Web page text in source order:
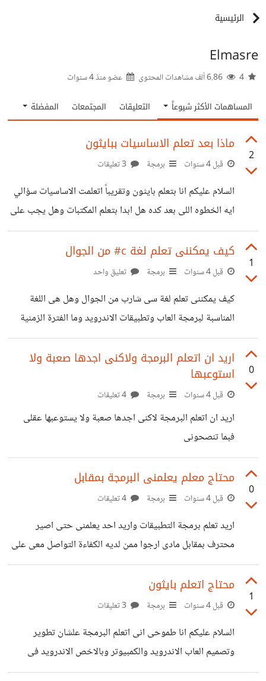
الرئيسية
Elmasre
عضو منذ4 سنوات
المساهمات الأكثر شيوعاً التعليقات المجتمعات المفضلة
2
ماذا بعد تعلم الاساسيات ببايثون
قبل 4 سنوات برمجة
السلام عليكم انا بتعلم بايثون وتقريباً اتعلمت الاساسيات سؤالي
ايه الخطوه اللى بعد كده هل ابدا بتعلم المكتبات وهل يجب على
ان اتعلم كل المكتبات ام اكتفى بمكتبة واحد وتنصحونى بايه انا
محتار مش عارف ادخل اى مجال وايه المجالات اللى ممكن
ادخلها بلغة بايثون وايهما افضل وانسب لشخص فى ظروفى
1
كيف يمكننى تعلم لغة c# من الجوال
قبل 4 سنوات برمجة تعليق واحد
كيف يمكننى تعلم لغة سى شارب من الجوال وهل هى اللغة
المناسبة لبرمجة العاب وتطبيقات الاندرويد وما الفترة الزمنية
التى تلزمنى لاتقانها وهل يجب على اتقان الرياضيات من اجل
تصميم الالعاب وهل يمكننى تعلمها من الجوال هل هناك محرر
اكواد اون لاين او اوف لاين وهل محرك يونيتى يوجد له نسخة
للجوال اتمنى ممن لديه المهارة والخبرة وخاصة بهذه اللغة ان
يفيدونى واتمنى ان تكون الاجابات واقعيه من واقع التجربه فلا
يوجد وقت للاحتمالات والأخطاء وشكرا لكم.
0
اريد ان اتعلم البرمجة ولاكنى اجدها صعبة ولا
استوعبها
قبل 4 سنوات برمجة
اريد ان اتعلم البرمجة لاكنى اجدها صعبة ولا يستوعبها عقلى
فبما تنصحونى
0
محتاج معلم يعلمنى البرمجة بمقابل
قبل 4 سنوات برمجة
اريد تعلم برمجة التطبيقات واريد احد يعلمنى حتى اصير
محترف بمقابل مادى ارجوا ممن لديه الكفاءة التواصل معى على
الجوال 01011945455
1
محتاج اتعلم بايثون
قبل 4 سنوات برمجة
السلام عليكم انا طموحى انى اتعلم البرمجة علشان تطوير
وتصميم العاب الاندرويد والكمبيوتر وبالاخص الاندرويد فى
الاول كنت عايز اتعلم c او java بس حسيت انهم تعلمهم بياخد